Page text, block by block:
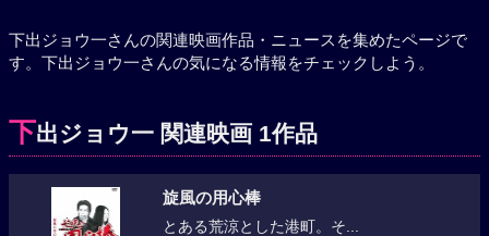
下出ジョウ一さんの関連映画作品・ニュースを集めたページで
す。下出ジョウ一さんの気になる情報をチェックしよう。
下出ジョウ一 関連映画 1作品
旋風の用心棒
とある荒涼とした港町。そ...